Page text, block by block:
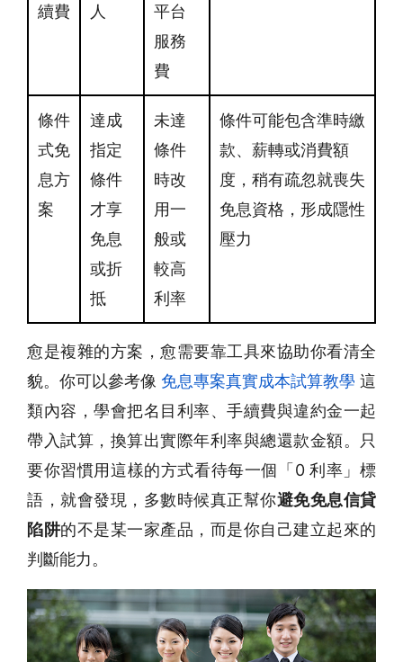
續費
人
平台
服務
費
條件
式免
息方
案
達成
指定
條件
才享
免息
或折
抵
未達
條件
時改
用一
般或
較高
利率
條件可能包含準時繳
款、薪轉或消費額
度，稍有疏忽就喪失
免息資格，形成隱性
壓力
愈是複雜的方案，愈需要靠工具來協助你看清全
貌。你可以參考像 免息專案真實成本試算教學 這
類內容，學會把名目利率、手續費與違約金一起
帶入試算，換算出實際年利率與總還款金額。只
要你習慣用這樣的方式看待每一個「0 利率」標
語，就會發現，多數時候真正幫你避免免息信貸
陷阱的不是某一家產品，而是你自己建立起來的
判斷能力。